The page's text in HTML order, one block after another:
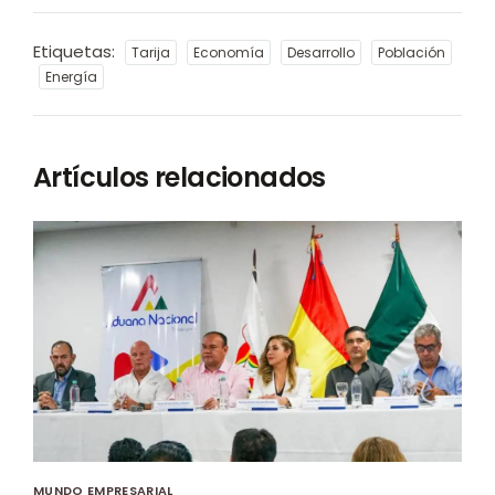
Etiquetas: Tarija Economía Desarrollo
Población
Energía
Artículos relacionados
MUNDO EMPRESARIAL